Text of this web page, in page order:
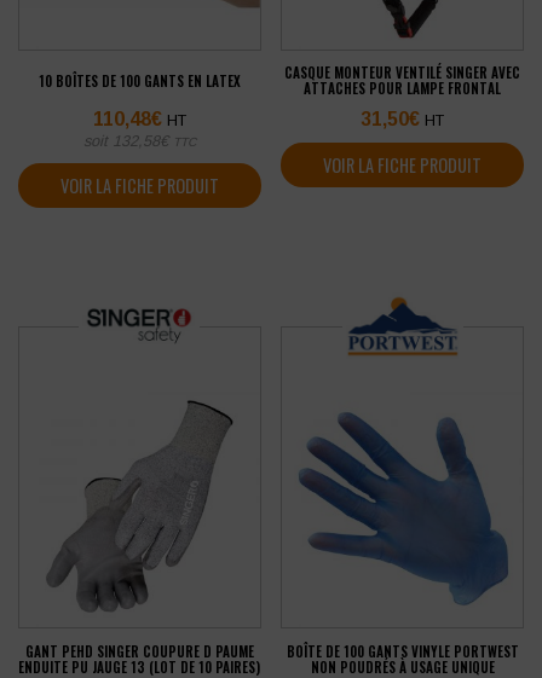
10 BOÎTES DE 100 GANTS EN LATEX
110,48€ HT
soit 132,58€ TTC
VOIR LA FICHE PRODUIT
CASQUE MONTEUR VENTILÉ SINGER AVEC
ATTACHES POUR LAMPE FRONTAL
31,50€ HT
VOIR LA FICHE PRODUIT
GANT PEHD SINGER COUPURE D PAUME
ENDUITE PU JAUGE 13 (LOT DE 10 PAIRES)
BOÎTE DE 100 GANTS VINYLE PORTWEST
NON POUDRÉS À USAGE UNIQUE